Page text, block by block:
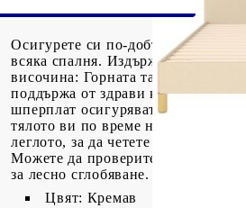
Осигурете си по-добър спокоен
всяка спалня. Издържлива тъкан:
височина: Горната табла за
поддържа от здрави крака, които
шперплат осигуряват добро
тялото ви по време на
леглото, за да четете или
Можете да проверите в нашия
за лесно сглобяване.
Цвят: Кремав